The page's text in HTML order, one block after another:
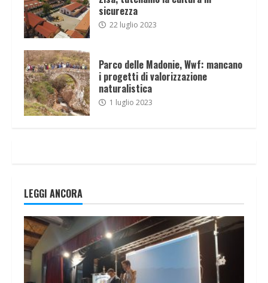
sicurezza
22 luglio 2023
Parco delle Madonie, Wwf: mancano
i progetti di valorizzazione
naturalistica
1 luglio 2023
LEGGI ANCORA